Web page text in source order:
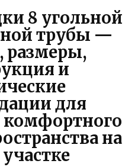
8 угольной
трубы —
размеры,
и
для
комфортного
на